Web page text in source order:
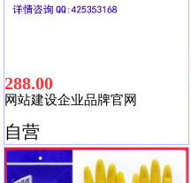
288.00
网站建设企业品牌官网
自营